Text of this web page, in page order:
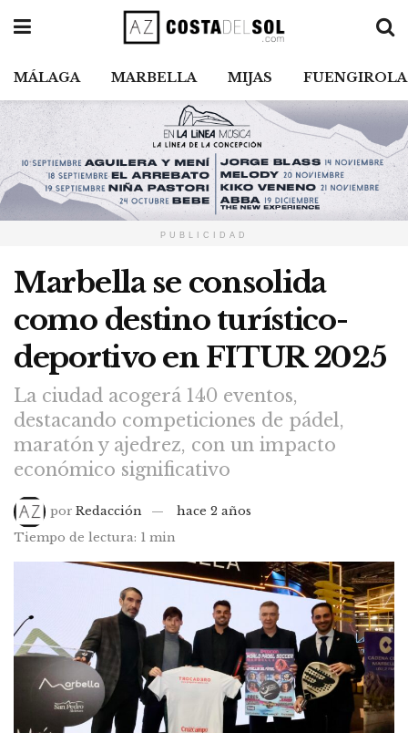
MÁLAGA MARBELLA MIJAS FUENGIROLA
PUBLICIDAD
Marbella se consolida
como destino turístico-
deportivo en FITUR 2025
La ciudad acogerá 140 eventos,
destacando competiciones de pádel,
maratón y ajedrez, con un impacto
económico significativo
por Redacción
hace 2 años
Tiempo de lectura: 1 min